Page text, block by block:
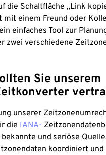
die Schaltfläche „Link
mit einem Freund oder
einfaches Tool zur
zwei verschiedene
Sie unserem
unserer
die IANA-
und seriöse
koordiniert und